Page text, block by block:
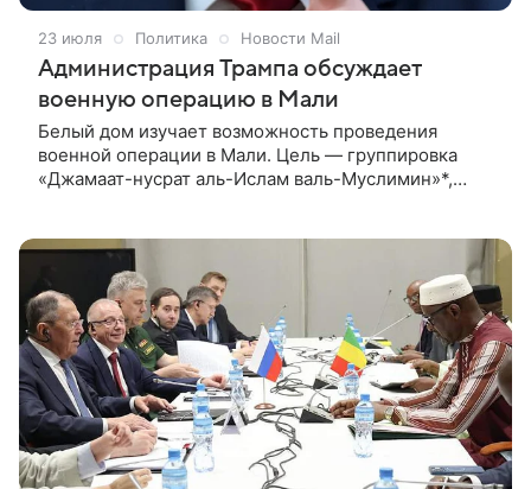
23 июля Политика Новости Mail
Администрация Трампа обсуждает
военную операцию в Мали
Белый дом изучает возможность проведения
военной операции в Мали. Цель — группировка
«Джамаат-нусрат аль-Ислам валь-Муслимин»*,
американских чиновников.